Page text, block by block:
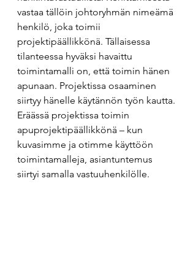
vastaa tällöin johtoryhmän nimeämä
henkilö, joka toimii
projektipäällikkönä. Tällaisessa
tilanteessa hyväksi havaittu
toimintamalli on, että toimin hänen
apunaan. Projektissa osaaminen
siirtyy hänelle käytännön työn kautta.
Eräässä projektissa toimin
apuprojektipäällikkönä – kun
kuvasimme ja otimme käyttöön
toimintamalleja, asiantuntemus
siirtyi samalla vastuuhenkilölle.